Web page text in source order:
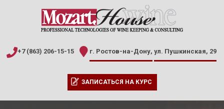
+7 (863) 206-15-15 г. Ростов-на-Дону, ул. Пушкинская, 29
ЗАПИСАТЬСЯ НА КУРС